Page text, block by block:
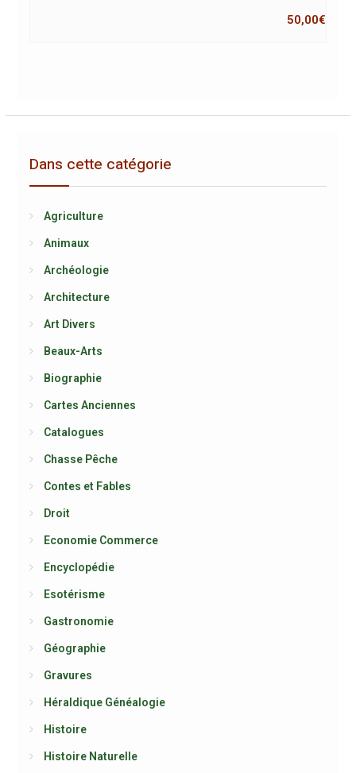
50,00€
Dans cette catégorie
Agriculture
Animaux
Archéologie
Architecture
Art Divers
Beaux-Arts
Biographie
Cartes Anciennes
Catalogues
Chasse Pêche
Contes et Fables
Droit
Economie Commerce
Encyclopédie
Esotérisme
Gastronomie
Géographie
Gravures
Héraldique Généalogie
Histoire
Histoire Naturelle